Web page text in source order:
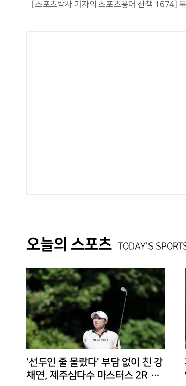
[스포츠박사 기자의 스포츠용어 산책 1674]
오늘의 스포츠 TODAY'S
'선두인 줄 몰랐다' 부담 없이 친 강
채연, 제주삼다수 마스터스 2R 단